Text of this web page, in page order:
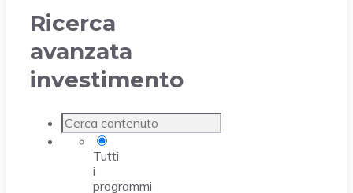
Ricerca
avanzata
investimento
Tutti
i
programmi